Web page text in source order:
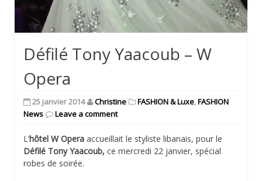
Défilé Tony Yaacoub – W
Opera
25 janvier 2014 Christine FASHION & Luxe,FASHION
News
Leave a comment
L’hôtel W Opera accueillait le styliste libanais, pour le
Défilé Tony Yaacoub, ce mercredi 22 janvier, spécial
robes de soirée.